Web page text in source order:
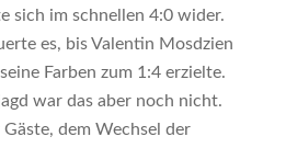
sich im schnellen 4:0 wider.
es, bis Valentin Mosdzien
Farben zum 1:4 erzielte.
war das aber noch nicht.
dem Wechsel der